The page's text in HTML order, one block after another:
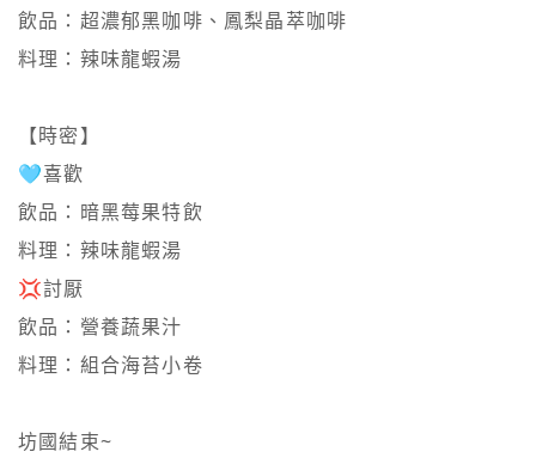
飲品：超濃郁黑咖啡、鳳梨晶萃咖啡
料理：辣味龍蝦湯
【時密】
🩵喜歡
飲品：暗黑莓果特飲
料理：辣味龍蝦湯
💢討厭
飲品：營養蔬果汁
料理：組合海苔小卷
坊國結束~